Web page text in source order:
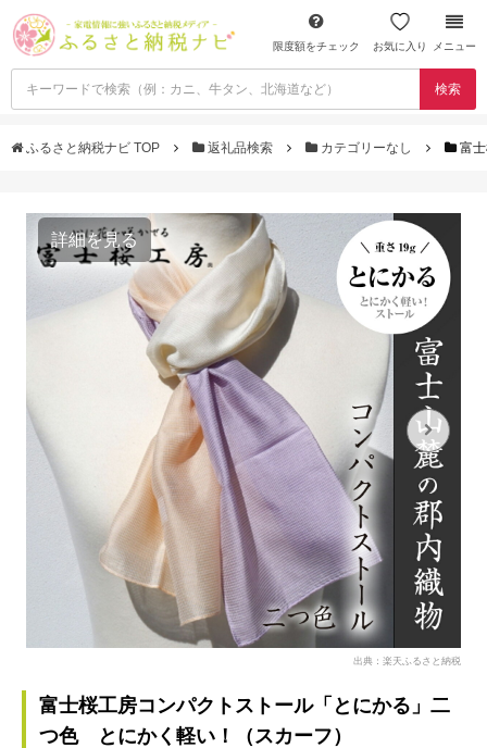
限度額をチェック お気に入り メニュー
検索
ふるさと納税ナビ TOP 返礼品検索 カテゴリーなし 富
詳細を見る
出典：楽天ふるさと納税
富士桜工房コンパクトストール「とにかる」二
つ色 とにかく軽い！（スカーフ）